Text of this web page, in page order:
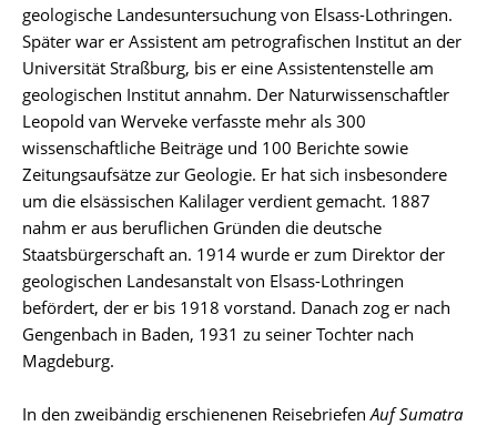
geologische Landesuntersuchung von Elsass-Lothringen.
Später war er Assistent am petrografischen Institut an der
Universität Straßburg, bis er eine Assistentenstelle am
geologischen Institut annahm. Der Naturwissenschaftler
Leopold van Werveke verfasste mehr als 300
wissenschaftliche Beiträge und 100 Berichte sowie
Zeitungsaufsätze zur Geologie. Er hat sich insbesondere
um die elsässischen Kalilager verdient gemacht. 1887
nahm er aus beruflichen Gründen die deutsche
Staatsbürgerschaft an. 1914 wurde er zum Direktor der
geologischen Landesanstalt von Elsass-Lothringen
befördert, der er bis 1918 vorstand. Danach zog er nach
Gengenbach in Baden, 1931 zu seiner Tochter nach
Magdeburg.
In den zweibändig erschienenen ReisebriefenAuf Sumatra